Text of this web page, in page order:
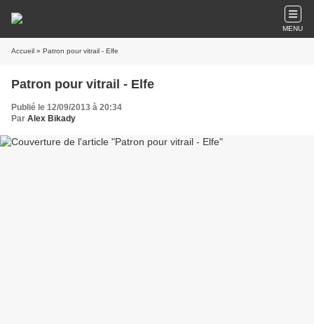
MENU
Accueil » Patron pour vitrail - Elfe
Patron pour vitrail - Elfe
Publié le 12/09/2013 à 20:34
Par Alex Bikady